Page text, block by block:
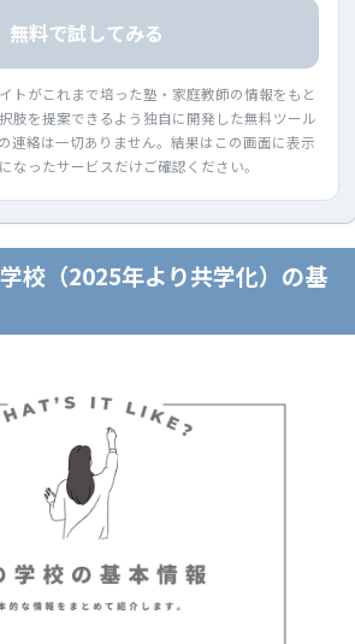
無料で試してみる
トがこれまで培った塾・家庭教師の情報をもと
肢を提案できるよう独自に開発した無料ツール
連絡は一切ありません。結果はこの画面に表示
なったサービスだけご確認ください。
校（2025年より共学化）の基